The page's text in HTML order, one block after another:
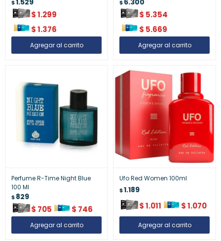
$
$1.299
$1.376
$
$ 5.354
$ 5.669
Perfume R-Time Night Blue
100 Ml
$829
$ 705 $ 746
Ufo Red Women 100ml
$1.189
$1.011 $1.070